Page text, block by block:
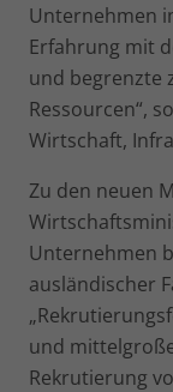
Unternehmen
Erfahrung mit
und be­grenzte
Ressourcen“,
Wirtschaft,
Zu den neuen
Unternehmen
ausländischer
und
Rekrutierung